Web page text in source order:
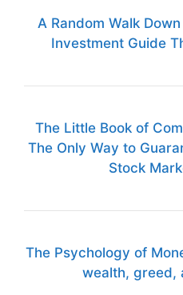
A Random Walk
Investment Guide
The Little Book of
The Only Way to
Stock
The Psychology of
wealth, greed,